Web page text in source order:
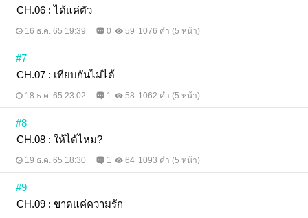
CH.06 : ได้แค่ตัว
16 ธ.ค. 65 19:39 0 59 1076 คำ (5 หน้า)
#7
CH.07 : เทียบกันไม่ได้
18 ธ.ค. 65 23:02 1 58 1062 คำ (5 หน้า)
#8
CH.08 : ให้ได้ไหม?
19 ธ.ค. 65 18:30 1 64 1093 คำ (5 หน้า)
#9
CH.09 : ขาดแค่ความรัก